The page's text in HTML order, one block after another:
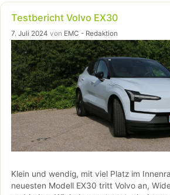
Testbericht Volvo EX30
7. Juli 2024 von EMC - Redaktion
Klein und wendig, mit viel Platz im
neuesten Modell EX30 tritt Volvo an,